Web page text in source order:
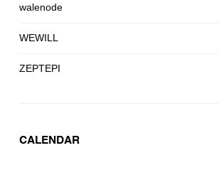
walenode
WEWILL
ZEPTEPI
CALENDAR